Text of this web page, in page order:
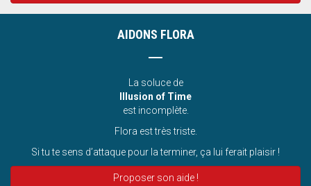
AIDONS FLORA
La soluce de
Illusion of Time
est incomplète.
Flora est très triste.
Si tu te sens d’attaque pour la terminer, ça lui ferait plaisir !
Proposer son aide !